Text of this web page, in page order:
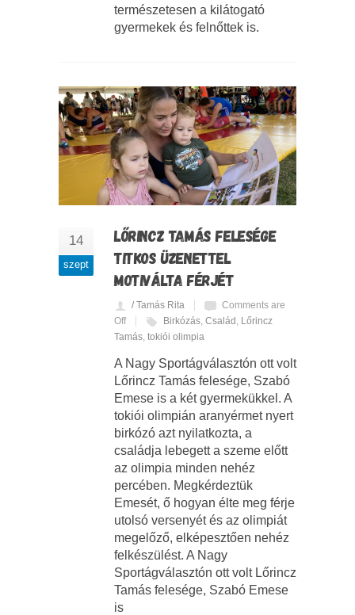
természetesen a kilátogató
gyermekek és felnőttek is.
14
szept
LŐRINCZ TAMÁS FELESÉGE
TITKOS ÜZENETTEL
MOTIVÁLTA FÉRJÉT
/ Tamás Rita
Comments are
Off
Birkózás, Család, Lőrincz
Tamás, tokiói olimpia
A Nagy Sportágválasztón ott volt
Lőrincz Tamás felesége, Szabó
Emese is a két gyermekükkel. A
tokiói olimpián aranyérmet nyert
birkózó azt nyilatkozta, a
családja lebegett a szeme előtt
az olimpia minden nehéz
percében. Megkérdeztük
Emesét, ő hogyan élte meg férje
utolsó versenyét és az olimpiát
megelőző, elképesztően nehéz
felkészülést. A Nagy
Sportágválasztón ott volt Lőrincz
Tamás felesége, Szabó Emese
is